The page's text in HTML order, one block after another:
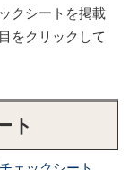
クシートを掲載
をクリックして
ト